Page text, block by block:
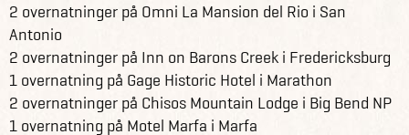
2 overnatninger på Omni La Mansion del Rio i San
Antonio
2 overnatninger på Inn on Barons Creek i Fredericksburg
1 overnatning på Gage Historic Hotel i Marathon
2 overnatninger på Chisos Mountain Lodge i Big Bend NP
1 overnatning på Motel Marfa i Marfa